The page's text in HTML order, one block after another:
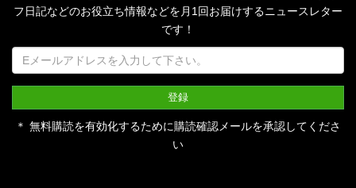
フ日記などのお役立ち情報などを月1回お届けするニュースレター
です！
＊ 無料購読を有効化するために購読確認メールを承認してくださ
い